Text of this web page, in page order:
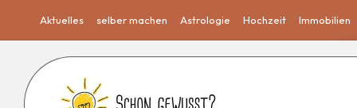
Aktuelles selber machen Astrologie Hochzeit Immobilien